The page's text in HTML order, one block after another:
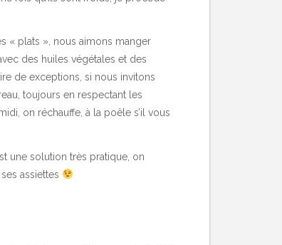
« plats », nous aimons manger
des huiles végétales et des
de exceptions, si nous invitons
toujours en respectant les
on réchauffe, à la poêle s’il vous
une solution très pratique, on
assiettes